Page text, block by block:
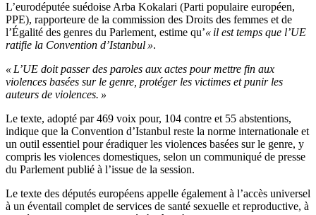
L’eurodéputée suédoise Arba Kokalari (Parti populaire européen,
PPE), rapporteure de la commission des Droits des femmes et de
l’Égalité des genres du Parlement, estime qu’« il est temps que l’UE
ratifie la Convention d’Istanbul ».
« L’UE doit passer des paroles aux actes pour mettre fin aux
violences basées sur le genre, protéger les victimes et punir les
auteurs de violences. »
Le texte, adopté par 469 voix pour, 104 contre et 55 abstentions,
indique que la Convention d’Istanbul reste la norme internationale et
un outil essentiel pour éradiquer les violences basées sur le genre, y
compris les violences domestiques, selon un communiqué de presse
du Parlement publié à l’issue de la session.
Le texte des députés européens appelle également à l’accès universel
à un éventail complet de services de santé sexuelle et reproductive, à